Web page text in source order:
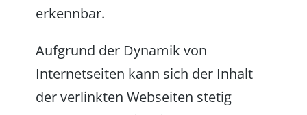
erkennbar.
Aufgrund der Dynamik von
Internetseiten kann sich der Inhalt
der verlinkten Webseiten stetig